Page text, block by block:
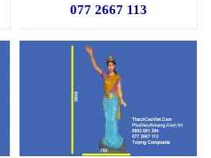
077 2667 113